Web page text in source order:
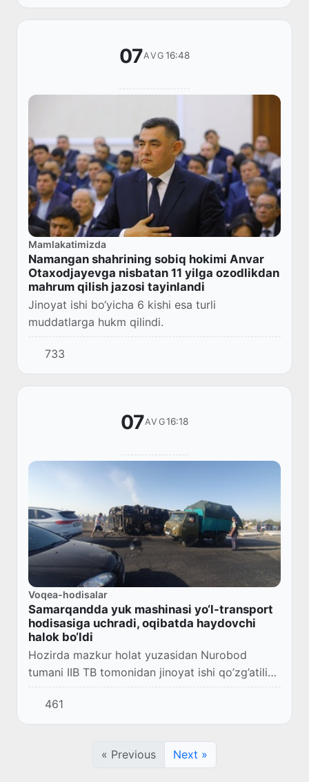
07AVG 16:48
Mamlakatimizda
Namangan shahrining sobiq hokimi Anvar
Otaxodjayevga nisbatan 11 yilga ozodlikdan
mahrum qilish jazosi tayinlandi
Jinoyat ishi bo‘yicha 6 kishi esa turli
muddatlarga hukm qilindi.
733
07AVG16:18
Voqea-hodisalar
Samarqandda yuk mashinasi yo‘l-transport
hodisasiga uchradi, oqibatda haydovchi
halok bo‘ldi
Hozirda mazkur holat yuzasidan Nurobod
tumani IIB TB tomonidan jinoyat ishi qo’zg’atilib,
tergov harakatlari olib borilmoqda.
461
« Previous Next »